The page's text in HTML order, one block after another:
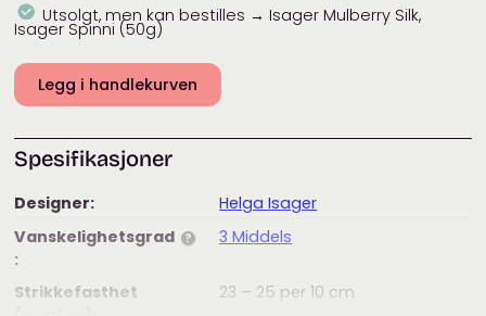
Utsolgt, men kan bestilles → Isager Mulberry Silk,
Isager Spinni (50g)
Legg i handlekurven
Spesifikasjoner
Designer:
Helga Isager
Vanskelighetsgrad ?
:
3 Middels
Strikkefasthet
23 – 25 per 10 cm